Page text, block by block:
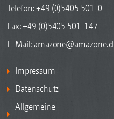
Telefon:+49 (0)5405 501-0
Fax: +49 (0)5405 501-147
E-Mail:
Impressum
Datenschutz
Allgemeine